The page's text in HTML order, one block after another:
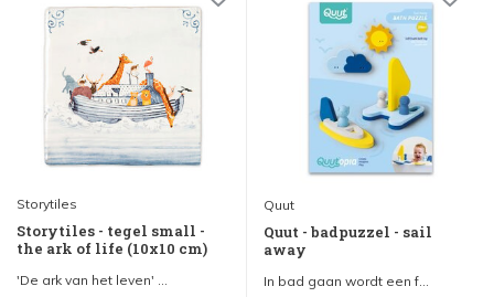
Storytiles
Storytiles - tegel small -
the ark of life (10x10 cm)
'De ark van het leven' ...
Quut
Quut - badpuzzel - sail
away
In bad gaan wordt een f...